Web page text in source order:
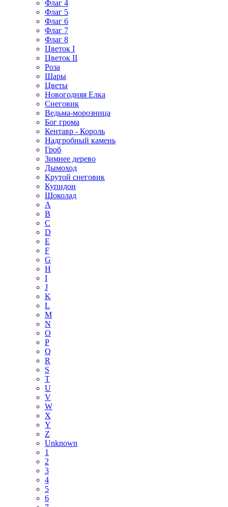
Флаг 4
Флаг 5
Флаг 6
Флаг 7
Флаг 8
Цветок I
Цветок II
Роза
Шары
Цветы
Новогодняя Елка
Снеговик
Ведьма-морозница
Бог грома
Кентавр - Король
Надгробный камень
Гроб
Зимнее дерево
Дымоход
Крутой снеговик
Купидон
Шоколад
A
B
C
D
E
F
G
H
I
J
K
L
M
N
O
P
Q
R
S
T
U
V
W
X
Y
Z
Unknown
1
2
3
4
5
6